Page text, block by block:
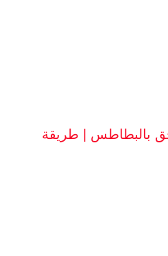
بالبطاطس | طريقة